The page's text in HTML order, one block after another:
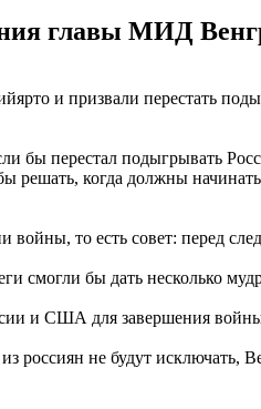
главы МИД
и призвали перестать
бы перестал подыгрывать
когда должны
то есть совет: перед
бы дать несколько
и США для завершения
россиян не будут исключать,